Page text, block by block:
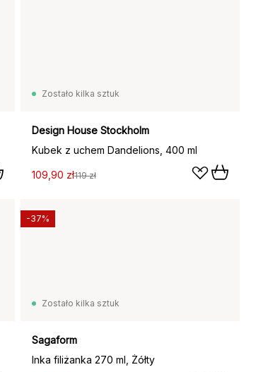
Zostało kilka sztuk
Design House Stockholm
Kubek z uchem Dandelions, 400 ml
109,90 zł119 zł
Zostało kilka sztuk
Sagaform
Inka filiżanka 270 ml, Żółty
-37%